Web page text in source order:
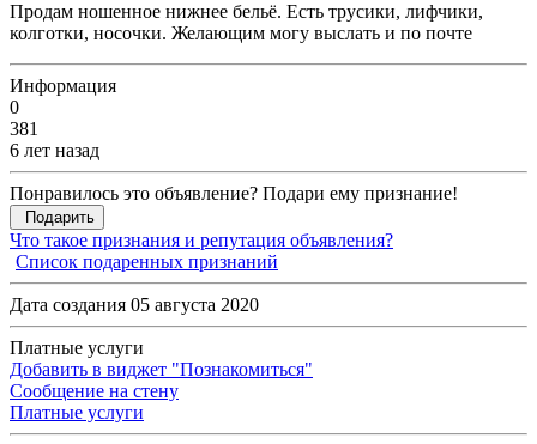
Продам ношенное нижнее бельё. Есть трусики, лифчики,
колготки, носочки. Желающим могу выслать и по почте
Информация
0
381
6 лет назад
Понравилось это объявление? Подари ему признание!
Подарить
Что такое признания и репутация объявления?
Список подаренных признаний
Дата создания 05 августа 2020
Платные услуги
Добавить в виджет "Познакомиться"
Сообщение на стену
Платные услуги